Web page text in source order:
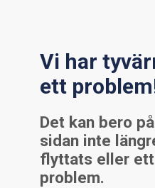
Vi har
ett
Det kan bero
sidan inte
flyttats eller
problem.